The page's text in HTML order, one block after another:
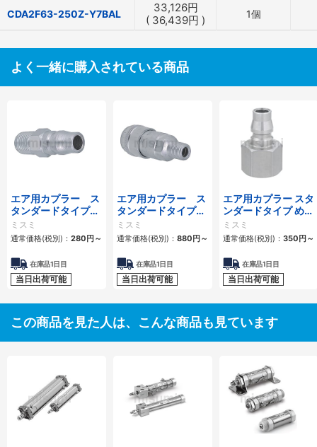
CDA2F63-250Z-Y7BAL 33,126円
( 36,439円 ) 1個
よく一緒に購入されている商品
エア用カプラー ス
タンダードタイプ
おねじプラグ
ミスミ
通常価格(税別)： 280 円 ～
在庫品1日目
当日出荷可能
エア用カプラー ス
タンダードタイプ
おねじソケット
ミスミ
通常価格(税別)： 880 円 ～
在庫品1日目
当日出荷可能
エア用カプラー スタ
ンダードタイプ めね
じプラグ
ミスミ
通常価格(税別)： 350 円 ～
在庫品1日目
当日出荷可能
この商品を見た人は、こんな商品も見ています